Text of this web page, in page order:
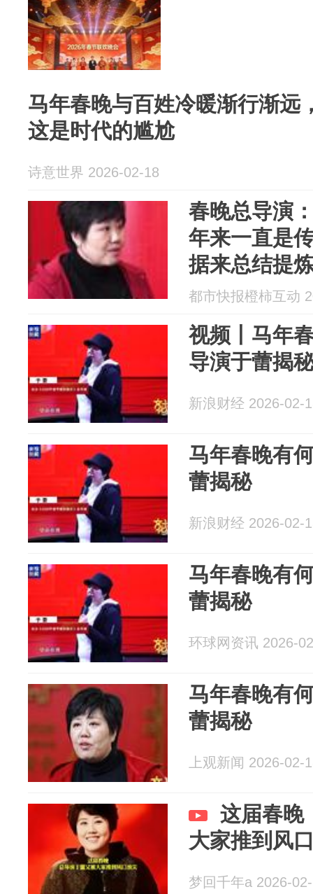
马年春晚与百姓冷暖渐行渐远
这是时代的尴尬
诗意世界 2026-02-18
春晚总导演
年来一直是
据来总结提
诉求
都市快报橙柿互动
视频丨马年
导演于蕾揭
新浪财经 2026-02-
马年春晚有
蕾揭秘
新浪财经 2026-02-
马年春晚有
蕾揭秘
环球网资讯 2026-
马年春晚有
蕾揭秘
上观新闻 2026-02-
这届春晚
大家推到风
梦回千年a 2026-